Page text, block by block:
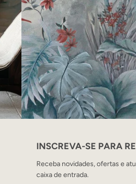
INSCREVA-SE PARA
Receba novidades, ofertas e
caixa de entrada.